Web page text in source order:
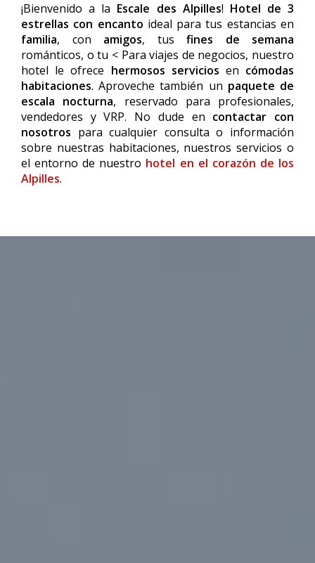
¡Bienvenido a la Escale des Alpilles! Hotel de 3
estrellas con encanto ideal para tus estancias en
familia, con amigos, tus fines de semana
románticos, o tu < Para viajes de negocios, nuestro
hotel le ofrece hermosos servicios en cómodas
habitaciones. Aproveche también un paquete de
escala nocturna, reservado para profesionales,
vendedores y VRP. No dude en contactar con
nosotros para cualquier consulta o información
sobre nuestras habitaciones, nuestros servicios o
el entorno de nuestro hotel en el corazón de los
Alpilles.